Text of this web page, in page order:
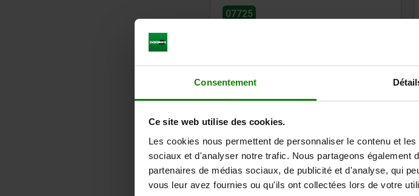
Consentement
Ce site web utilise des cookies.
Les cookies nous permettent de personnaliser le contenu et
sociaux et d'analyser notre trafic. Nous partageons également
partenaires de médias sociaux, de publicité et d'analyse, qui
vous leur avez fournies ou qu'ils ont collectées lors de votre
07725
Classe de résistance 10
à partir de66,72 €
hors frais d’envoi
DÉTAILS